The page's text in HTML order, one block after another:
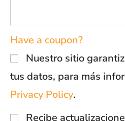
Have a coupon?
tus datos, para más
Privacy Policy.
Recibe